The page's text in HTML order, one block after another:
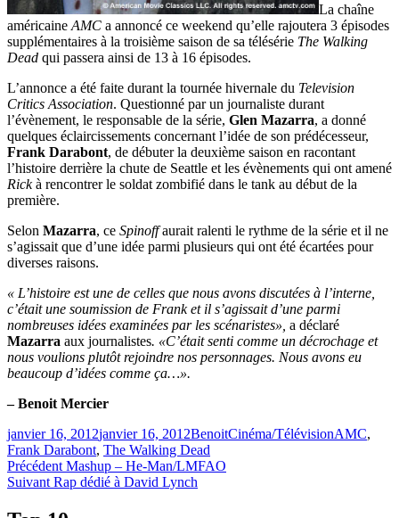
La chaîne
américaine AMC a annoncé ce weekend qu’elle rajoutera 3 épisodes
supplémentaires à la troisième saison de sa télésérie The Walking
Dead qui passera ainsi de 13 à 16 épisodes.
L’annonce a été faite durant la tournée hivernale du Television
Critics Association. Questionné par un journaliste durant
l’évènement, le responsable de la série, Glen Mazarra, a donné
quelques éclaircissements concernant l’idée de son prédécesseur,
Frank Darabont, de débuter la deuxième saison en racontant
l’histoire derrière la chute de Seattle et les évènements qui ont amené
Rickà rencontrer le soldat zombifié dans le tank au début de la
première.
Selon Mazarra, ce Spinoffaurait ralenti le rythme de la série et il ne
s’agissait que d’une idée parmi plusieurs qui ont été écartées pour
diverses raisons.
« L’histoire est une de celles que nous avons discutées à l’interne,
c’était une soumission de Frank et il s’agissait d’une parmi
nombreuses idées examinées par les scénaristes», a déclaré
Mazarra aux journalistes. «C’était senti comme un décrochage et
nous voulions plutôt rejoindre nos personnages. Nous avons eu
beaucoup d’idées comme ça…».
– Benoit Mercier
Publié
le
janvier 16, 2012janvier 16, 2012BenoitCatégories
Cinéma/TélévisionÉtiquettes
AMC,
Frank Darabont, The Walking Dead
Navigation
de
Précédent Article
précédent :
Mashup – He-Man/LMFAO
Suivant Article
Rap dédié à David Lynch